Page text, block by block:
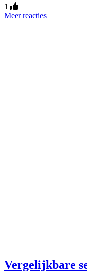
1
Meer reacties
Vergelijkbare